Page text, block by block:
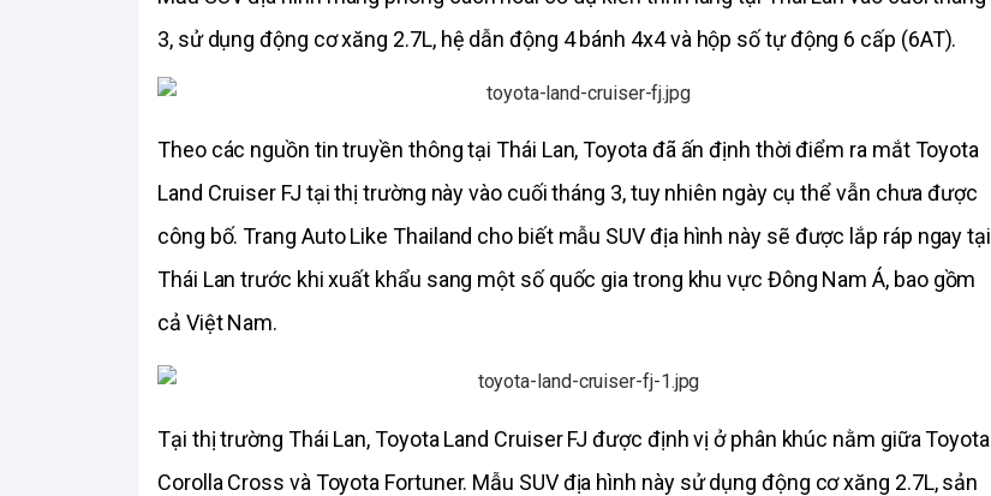
3, sử dụng động cơ xăng 2.7L, hệ dẫn động 4 bánh 4x4 và hộp số tự động 6 cấp (6AT).
Theo các nguồn tin truyền thông tại Thái Lan, Toyota đã ấn định thời điểm ra mắt Toyota
Land Cruiser FJ tại thị trường này vào cuối tháng 3, tuy nhiên ngày cụ thể vẫn chưa được
công bố. Trang Auto Like Thailand cho biết mẫu SUV địa hình này sẽ được lắp ráp ngay tại
Thái Lan trước khi xuất khẩu sang một số quốc gia trong khu vực Đông Nam Á, bao gồm
cả Việt Nam.
Tại thị trường Thái Lan, Toyota Land Cruiser FJ được định vị ở phân khúc nằm giữa Toyota
Corolla Cross và Toyota Fortuner. Mẫu SUV địa hình này sử dụng động cơ xăng 2.7L, sản